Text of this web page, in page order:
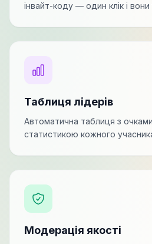
інвайт-коду — один клік і вони
Таблиця лідерів
Автоматична таблиця з
статистикою кожного учасника
Модерація якості